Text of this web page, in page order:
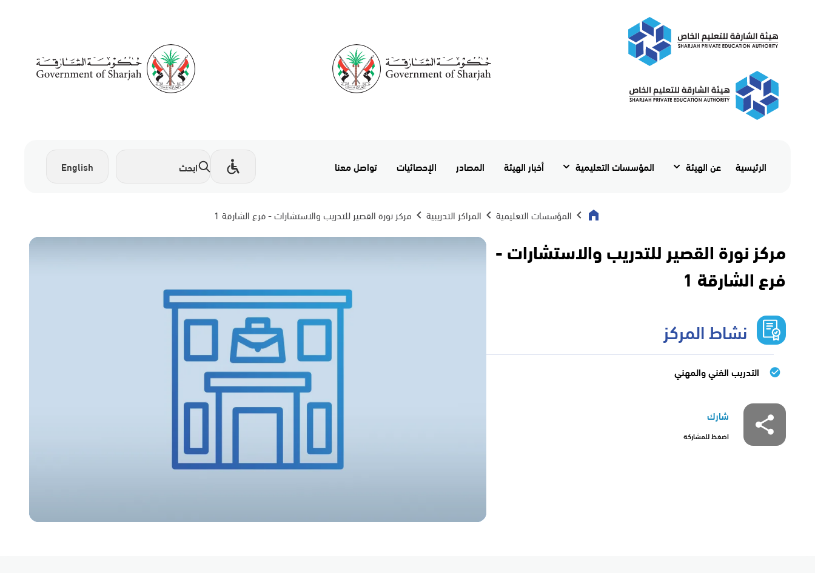
English الرئيسية عن الهيئة المؤسسات التعليمية أخبار الهيئة المصادر الإحصائيات تواصل معنا
المؤسسات التعليمية المراكز التدريبية مركز نورة القصير للتدريب والاستشارات - فرع الشارقة 1
مركز نورة القصير للتدريب والاستشارات -
فرع الشارقة 1
نشاط المركز
التدريب الفني والمهني
شارك
اضغظ للمشاركة